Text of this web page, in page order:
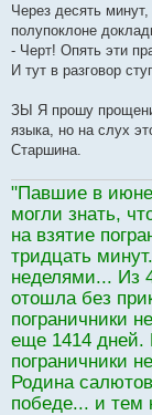
Через десять
полупоклоне
- Черт! Опять эти
И тут в разговор
ЗЫ Я прошу
языка, но на слух
Старшина.
"Павшие в июне
могли знать,
на взятие
тридцать
неделями... Из
отошла без
пограничники
еще 1414 дней.
пограничники
Родина
победе... и тем